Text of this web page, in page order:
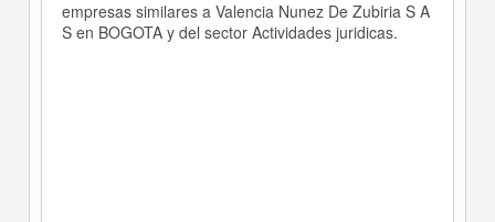
empresas similares a Valencia Nunez De Zubiria S A
S en BOGOTA y del sector Actividades juridicas.